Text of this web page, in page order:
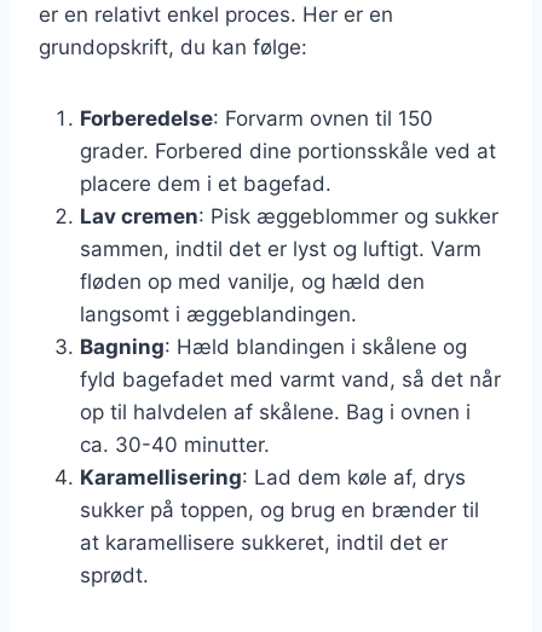
er en relativt enkel proces. Her er en
grundopskrift, du kan følge:
Forberedelse: Forvarm ovnen til 150
grader. Forbered dine portionsskåle ved at
placere dem i et bagefad.
Lav cremen: Pisk æggeblommer og sukker
sammen, indtil det er lyst og luftigt. Varm
fløden op med vanilje, og hæld den
langsomt i æggeblandingen.
Bagning: Hæld blandingen i skålene og
fyld bagefadet med varmt vand, så det når
op til halvdelen af skålene. Bag i ovnen i
ca. 30-40 minutter.
Karamellisering: Lad dem køle af, drys
sukker på toppen, og brug en brænder til
at karamellisere sukkeret, indtil det er
sprødt.